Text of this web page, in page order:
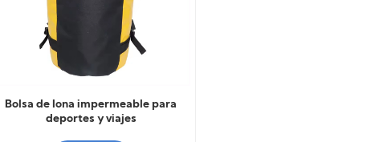
Bolsa de lona impermeable para
deportes y viajes